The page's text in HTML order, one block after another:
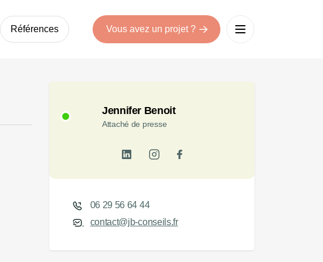
Références Vous avez un projet ?
Jennifer Benoit
Attaché de presse
06 29 56 64 44
contact@jb-conseils.fr